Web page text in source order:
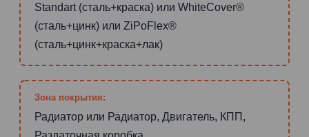
Standart (сталь+краска) или WhiteCover®
(сталь+цинк) или ZiPoFlex®
(сталь+цинк+краска+лак)
Зона покрытия:
Радиатор или Радиатор, Двигатель, КПП,